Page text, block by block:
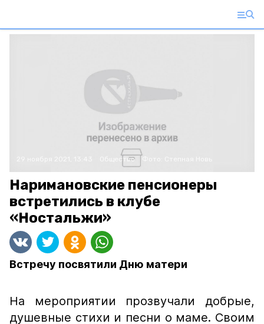
Общество
Наримановские пенсионеры
встретились в клубе
«Ностальжи»
Встречу посвятили Дню матери
На мероприятии прозвучали добрые,
душевные стихи и песни о маме. Своим